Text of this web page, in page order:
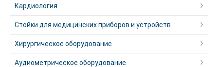
Кардиология
Стойки для медицинских приборов и устройств
Хирургическое оборудование
Аудиометрическое оборудование